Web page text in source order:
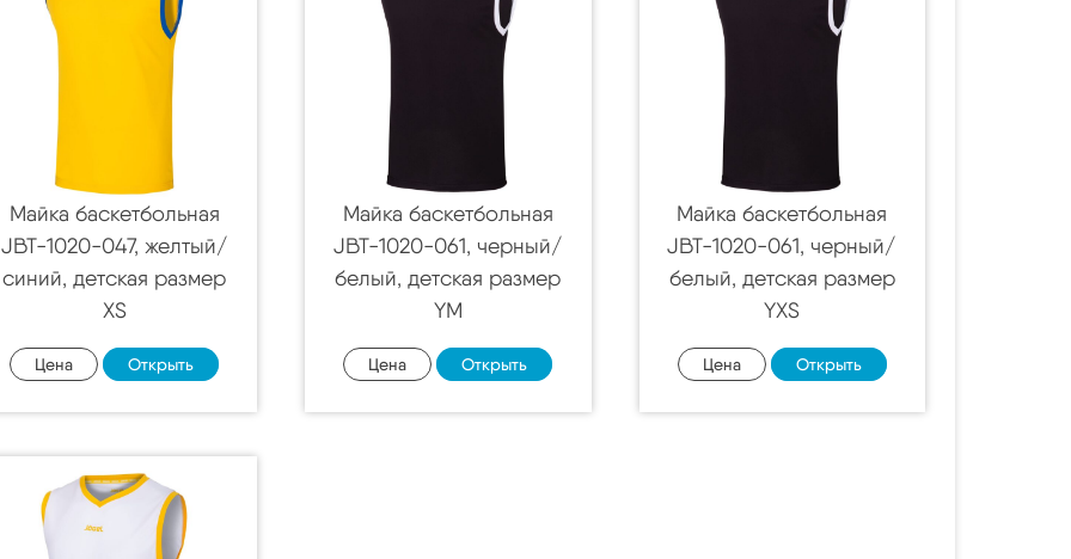
Майка баскетбольная
JBT-1020-047, желтый/
синий, детская размер
XS
Цена Открыть
Майка баскетбольная
JBT-1020-061, черный/
белый, детская размер
YM
Цена Открыть
Майка баскетбольная
JBT-1020-061, черный/
белый, детская размер
YXS
Цена Открыть